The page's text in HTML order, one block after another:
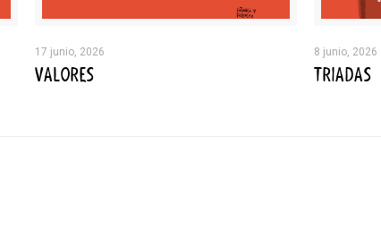
17 junio, 2026
VALORES
8 junio, 2026
TRIADAS